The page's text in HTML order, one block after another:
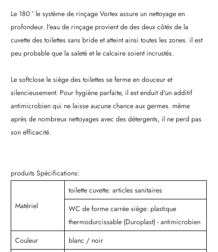
Le 180 ° le système de rinçage Vortex assure un nettoyage en
profondeur. l'eau de rinçage provient de des deux côtés de la
cuvette des toilettes sans bride et atteint ainsi toutes les zones. il est
peu probable que la saleté et le calcaire soient incrustés.
Le softclose le siège des toilettes se ferme en douceur et
silencieusement. Pour hygiène parfaite, il est enduit d'un additif
antimicrobien qui ne laisse aucune chance aux germes. même
après de nombreux nettoyages avec des détergents, il ne perd pas
son efficacité.
produits Spécifications:
Matériel
toilette cuvette: articles sanitaires
WC de forme carrée siège: plastique
thermodurcissable (Duroplast) - antimicrobien
Couleur
blanc / noir